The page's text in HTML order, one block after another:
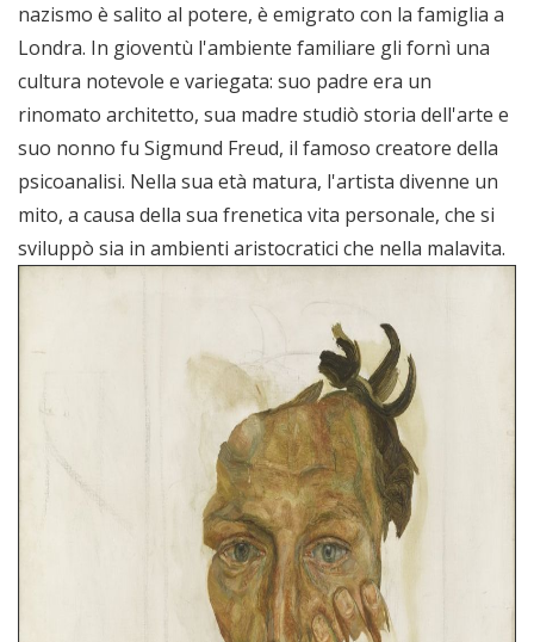
nazismo è salito al potere, è emigrato con la famiglia a
Londra. In gioventù l'ambiente familiare gli fornì una
cultura notevole e variegata: suo padre era un
rinomato architetto, sua madre studiò storia dell'arte e
suo nonno fu Sigmund Freud, il famoso creatore della
psicoanalisi. Nella sua età matura, l'artista divenne un
mito, a causa della sua frenetica vita personale, che si
sviluppò sia in ambienti aristocratici che nella malavita.